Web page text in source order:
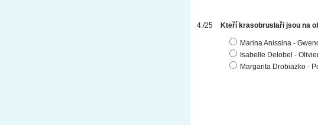
Kteří krasobruslaři jsou na
Marina Anissina -
Isabelle Delobel -
Margarita Drobiazko -